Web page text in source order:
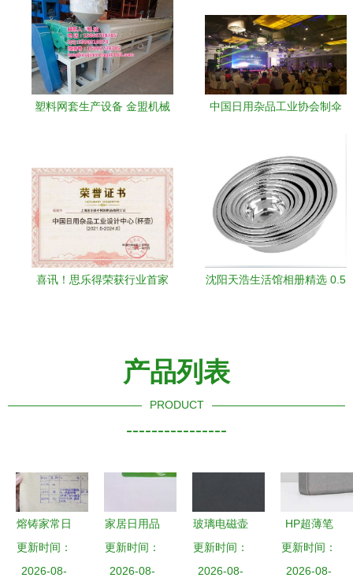
塑料网套生产设备 金盟机械
中国日用杂品工业协会制伞
智笃行，撑起伞业高质量发
展新天地
喜讯！思乐得荣获行业首家
沈阳天浩生活馆相册精选 0.5
产品列表
PRODUCT
----------------
熔铸家常日
用，传承杂
货新风——
更新时间：
2026-08-
家居日用品
的艺术 如
何从点滴提
更新时间：
2026-08-
玻璃电磁壶
批发指南
心然日杂的
更新时间：
2026-08-
HP超薄笔
记本电脑与
日用杂品
更新时间：
2026-08-